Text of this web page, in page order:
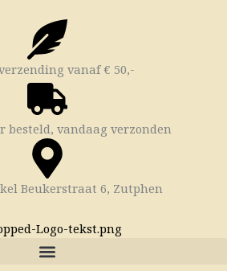
vanaf € 50,-
besteld, vandaag verzonden
Beukerstraat 6, Zutphen